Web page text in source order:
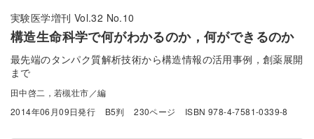
実験医学増刊 Vol.32 No.10
構造生命科学で何がわかるのか，何ができるのか
最先端のタンパク質解析技術から構造情報の活用事例，創薬展開
まで
田中啓二，若槻壮市／編
2014年06月09日発行
B5判 230ページ ISBN 978-4-7581-0339-8